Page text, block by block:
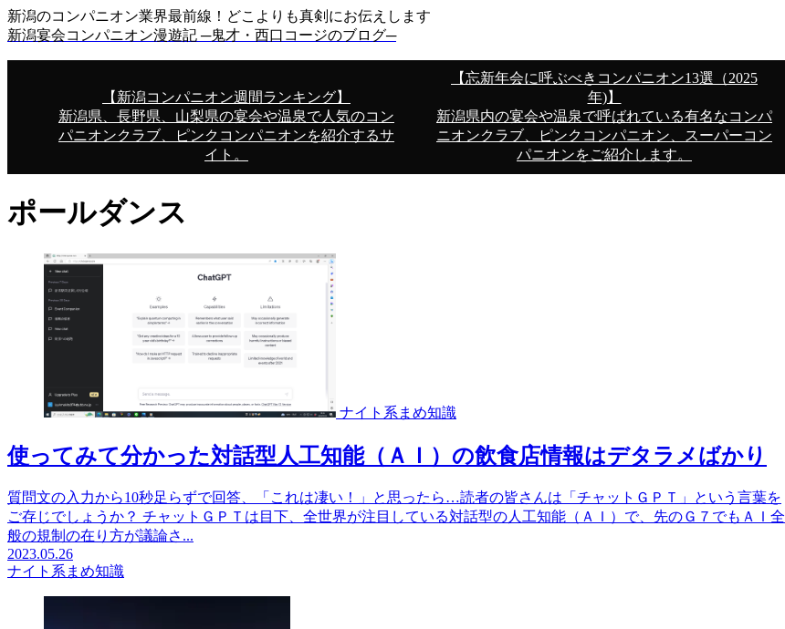
新潟のコンパニオン業界最前線！どこよりも真剣にお伝えします
新潟宴会コンパニオン漫遊記 ─鬼才・西口コージのブログ─
【新潟コンパニオン週間ランキング】
新潟県、長野県、山梨県の宴会や温泉で人気のコン
パニオンクラブ、ピンクコンパニオンを紹介するサ
イト。
【忘新年会に呼ぶべきコンパニオン13選（2025
年)】
新潟県内の宴会や温泉で呼ばれている有名なコンパ
ニオンクラブ、ピンクコンパニオン、スーパーコン
パニオンをご紹介します。
ポールダンス
ナイト系まめ知識
使ってみて分かった対話型人工知能（ＡＩ）の飲食店情報はデタラメばかり
質問文の入力から10秒足らずで回答、「これは凄い！」と思ったら…読者の皆さんは「チャットＧＰＴ」という言葉を
ご存じでしょうか？ チャットＧＰＴは目下、全世界が注目している対話型の人工知能（ＡＩ）で、先のＧ７でもＡＩ全
般の規制の在り方が議論さ...
2023.05.26
ナイト系まめ知識